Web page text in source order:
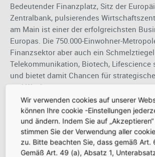
Bedeutender Finanzplatz, Sitz der
Zentralbank, pulsierendes
am Main ist einer der erfolgreichsten
Europas. Die 750.000-Einwohner-
Finanzsektor aber auch ein Schmelztiegel
Telekommunikation, Biotech, Lifescience
und bietet damit Chancen für
und Wachstum.
Airport City
Wir verwenden cookies auf unserer
können Ihre cookie -Einstellungen
und ändern. Indem Sie auf
stimmen Sie der Verwendung aller
zu. Bitte beachten Sie, dass gemäß Art.
Gemäß Art. 49 (a), Absatz 1,